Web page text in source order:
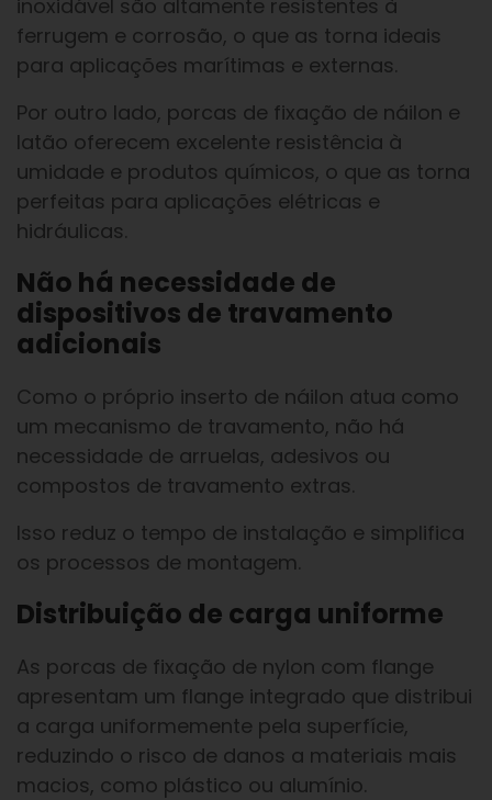
inoxidável são altamente resistentes à
ferrugem e corrosão, o que as torna ideais
para aplicações marítimas e externas.
Por outro lado, porcas de fixação de náilon e
latão oferecem excelente resistência à
umidade e produtos químicos, o que as torna
perfeitas para aplicações elétricas e
hidráulicas.
Não há necessidade de
dispositivos de travamento
adicionais
Como o próprio inserto de náilon atua como
um mecanismo de travamento, não há
necessidade de arruelas, adesivos ou
compostos de travamento extras.
Isso reduz o tempo de instalação e simplifica
os processos de montagem.
Distribuição de carga uniforme
As porcas de fixação de nylon com flange
apresentam um flange integrado que distribui
a carga uniformemente pela superfície,
reduzindo o risco de danos a materiais mais
macios, como plástico ou alumínio.